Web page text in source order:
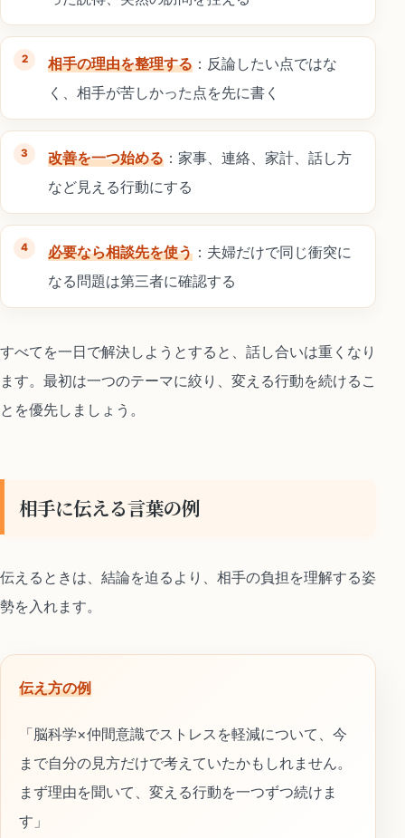
相手の理由を整理する ：反論したい点ではな
く、相手が苦しかった点を先に書く
改善を一つ始める ：家事、連絡、家計、話し方
など見える行動にする
必要なら相談先を使う ：夫婦だけで同じ衝突に
なる問題は第三者に確認する
すべてを一日で解決しようとすると、話し合いは重くなり
ます。最初は一つのテーマに絞り、変える行動を続けるこ
とを優先しましょう。
相手に伝える言葉の例
伝えるときは、結論を迫るより、相手の負担を理解する姿
勢を入れます。
伝え方の例
「脳科学×仲間意識でストレスを軽減について、今
まで自分の見方だけで考えていたかもしれません。
まず理由を聞いて、変える行動を一つずつ続けま
す」